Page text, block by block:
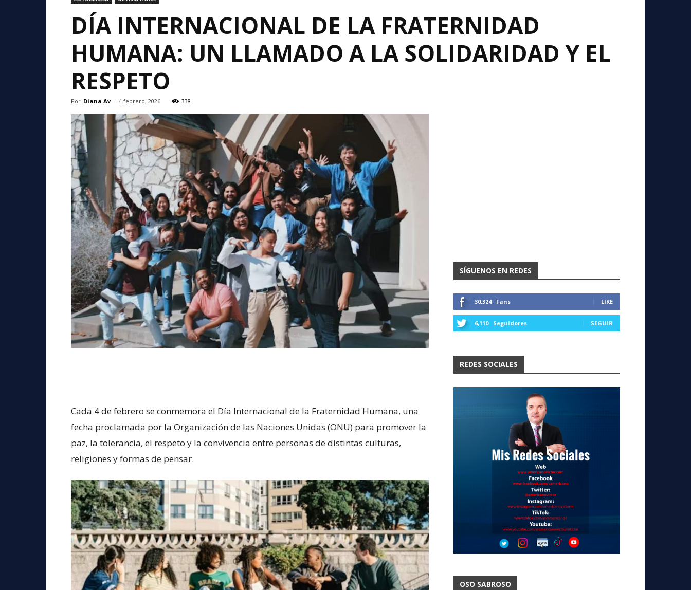
DÍA INTERNACIONAL DE LA FRATERNIDAD
HUMANA: UN LLAMADO A LA SOLIDARIDAD Y EL
RESPETO
Por Diana Av - 4 febrero, 2026 338
Cada 4 de febrero se conmemora el Día Internacional de la Fraternidad Humana, una
fecha proclamada por la Organización de las Naciones Unidas (ONU) para promover la
paz, la tolerancia, el respeto y la convivencia entre personas de distintas culturas,
religiones y formas de pensar.
SÍGUENOS EN REDES
30,324 Fans LIKE
6,110 Seguidores SEGUIR
REDES SOCIALES
OSO SABROSO